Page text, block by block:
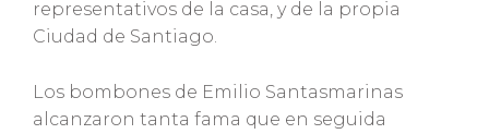
representativos de la casa, y de la propia
Ciudad de Santiago.
Los bombones de Emilio Santasmarinas
alcanzaron tanta fama que en seguida